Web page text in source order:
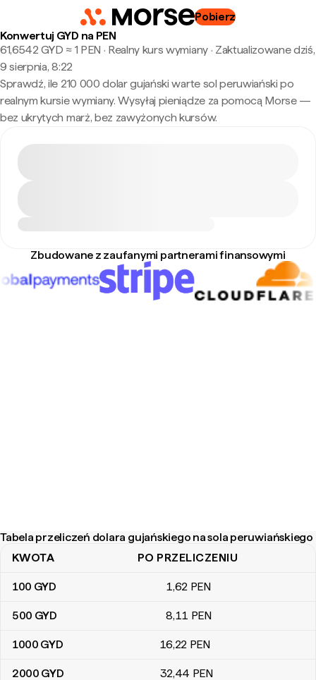
Pobierz
Konwertuj GYD na PEN
61,6542 GYD ≈ 1 PEN · Realny kurs wymiany· Zaktualizowane dziś,
9 sierpnia, 8:22
Sprawdź, ile 210 000 dolar gujański warte sol peruwiański po
realnym kursie wymiany. Wysyłaj pieniądze za pomocą Morse —
bez ukrytych marż, bez zawyżonych kursów.
Zbudowane z zaufanymi partnerami finansowymi
Tabela przeliczeń dolara gujańskiego na sola peruwiańskiego
Tabela przeliczeń dolara gujańskiego na sola peruwiańskiego
KWOTA PO PRZELICZENIU
100 GYD 1,62 PEN
500 GYD 8,11 PEN
1000 GYD 16,22 PEN
2000 GYD 32,44 PEN